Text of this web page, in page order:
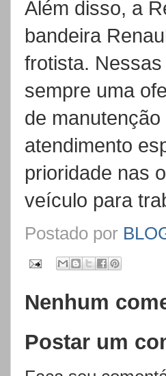
Além disso, a
bandeira
frotista.
sempre uma
de
atendimento
prioridade nas
veículo para
Postado por
Nenhum
Postar um